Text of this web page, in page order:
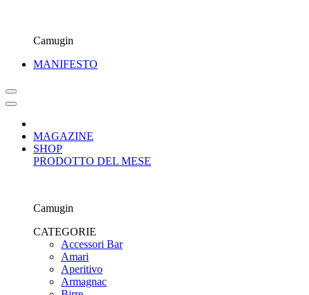
Camugin
MANIFESTO
MAGAZINE
SHOP
PRODOTTO DEL MESE
Camugin
CATEGORIE
Accessori Bar
Amari
Aperitivo
Armagnac